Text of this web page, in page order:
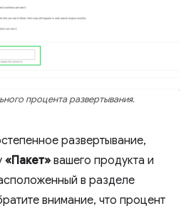
процента развертывания.
развертывание,
«Пакет» вашего продукта и
в разделе
внимание, что процент